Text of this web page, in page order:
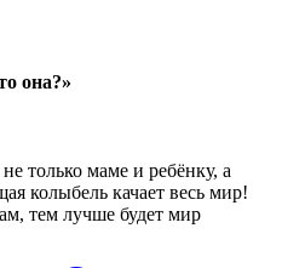
она?»
только маме и ребёнку, а
колыбель качает весь мир!
тем лучше будет мир